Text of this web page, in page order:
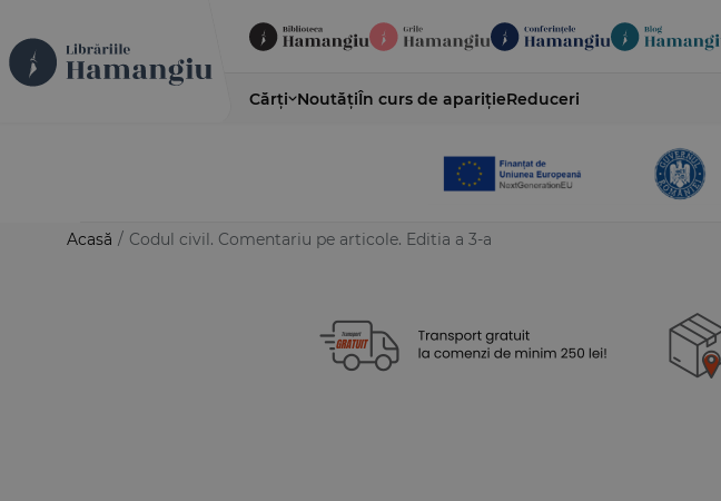
Cărți NoutățiÎn curs de aparițieReduceri
Acasă / Codul civil. Comentariu pe articole. Editia a 3-a